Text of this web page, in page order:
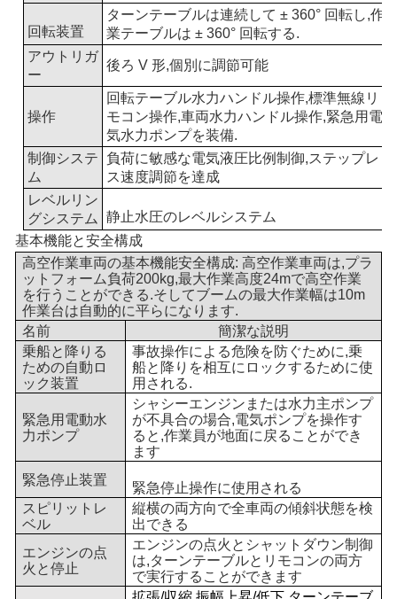
回転装置
ターンテーブルは連続して ± 360° 回転し,作
業テーブルは ± 360° 回転する.
アウトリガ
ー
後ろ V 形,個別に調節可能
操作
回転テーブル水力ハンドル操作,標準無線リ
モコン操作,車両水力ハンドル操作,緊急用電
気水力ポンプを装備.
制御システ
ム
負荷に敏感な電気液圧比例制御,ステップレ
ス速度調節を達成
レベルリン
グシステム
静止水圧のレベルシステム
基本機能と安全構成
高空作業車両の基本機能安全構成: 高空作業車両は,プラ
ットフォーム負荷200kg,最大作業高度24mで高空作業
を行うことができる.そしてブームの最大作業幅は10m
作業台は自動的に平らになります.
名前
簡潔な説明
乗船と降りる
ための自動ロ
ック装置
事故操作による危険を防ぐために,乗
船と降りを相互にロックするために使
用される.
緊急用電動水
力ポンプ
シャシーエンジンまたは水力主ポンプ
が不具合の場合,電気ポンプを操作す
ると,作業員が地面に戻ることができ
ます
緊急停止装置
緊急停止操作に使用される
スピリットレ
ベル
縦横の両方向で全車両の傾斜状態を検
出できる
エンジンの点
火と停止
エンジンの点火とシャットダウン制御
は,ターンテーブルとリモコンの両方
で実行することができます